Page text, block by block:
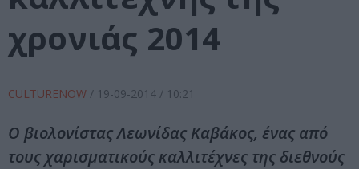
χρονιάς 2014
CULTURENOW / 19-09-2014 / 10:21
Ο βιολονίστας Λεωνίδας Καβάκος, ένας από
τους χαρισματικούς καλλιτέχνες της διεθνούς